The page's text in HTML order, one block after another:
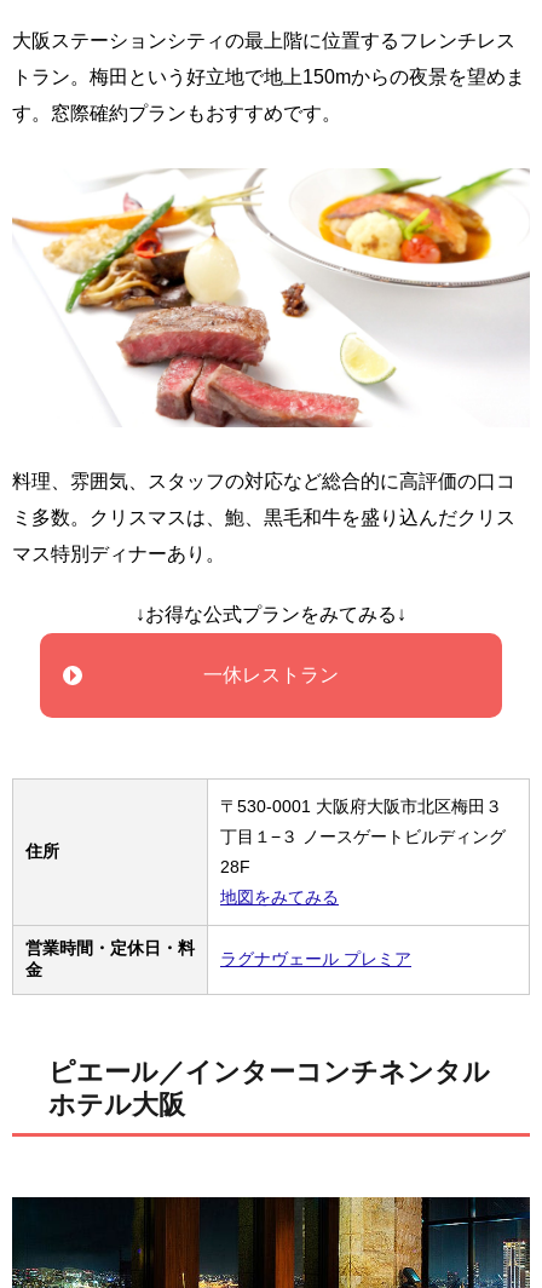
大阪ステーションシティの最上階に位置するフレンチレス
トラン。梅田という好立地で地上150mからの夜景を望めま
す。窓際確約プランもおすすめです。
料理、雰囲気、スタッフの対応など総合的に高評価の口コ
ミ多数。クリスマスは、鮑、黒毛和牛を盛り込んだクリス
マス特別ディナーあり。
↓お得な公式プランをみてみる↓
一休レストラン
住所
〒530-0001 大阪府大阪市北区梅田３
丁目１−３ ノースゲートビルディング
28F
地図をみてみる
営業時間・定休日・料
金
ラグナヴェール プレミア
ピエール／インターコンチネンタル
ホテル大阪